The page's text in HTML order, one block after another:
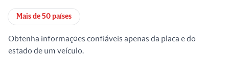
Informações do produto
Mais de 50 países
Obtenha informações confiáveis apenas da placa e do
estado de um veículo.